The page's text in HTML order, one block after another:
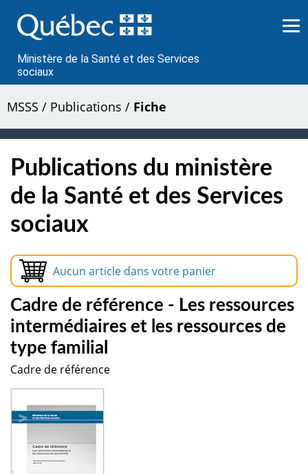
au
contenu
Ministère de la Santé et des Services
sociaux
MSSS / Publications / Fiche
Publications du ministère
de la Santé et des Services
sociaux
Aucun article dans votre panier
Cadre de référence - Les ressources
intermédiaires et les ressources de
type familial
Cadre de référence